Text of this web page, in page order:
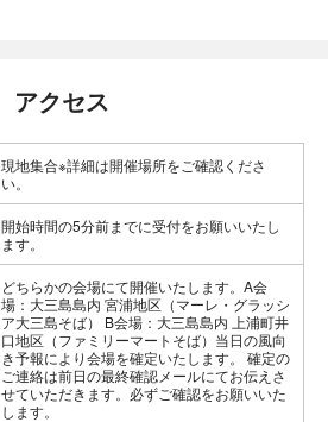
アクセス
現地集合※詳細は開催場所をご確認くださ
い。
開始時間の5分前までに受付をお願いいたし
ます。
どちらかの会場にて開催いたします。A会
場：大三島島内 宮浦地区（マーレ・グラッシ
ア大三島そば） B会場：大三島島内 上浦町井
口地区（ファミリーマートそば）当日の風向
き予報により会場を確定いたします。 確定の
ご連絡は前日の最終確認メールにてお伝えさ
せていただきます。必ずご確認をお願いいた
します。